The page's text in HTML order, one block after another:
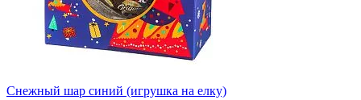
Снежный шар синий (игрушка на елку)